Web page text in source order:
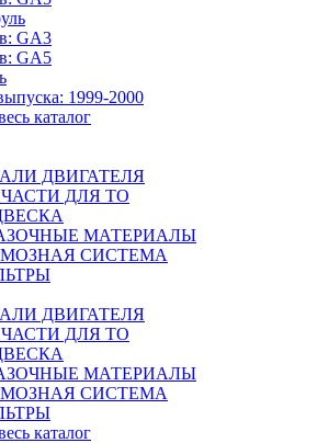
GA3
GA5
1999-2000
каталог
ДВИГАТЕЛЯ
ДЛЯ ТО
МАТЕРИАЛЫ
СИСТЕМА
ДВИГАТЕЛЯ
ДЛЯ ТО
МАТЕРИАЛЫ
СИСТЕМА
каталог